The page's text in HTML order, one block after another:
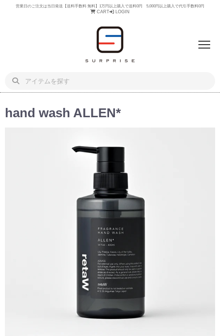
営業日のご注文は当日発送【送料手数料 無料】1万円以上購入で送料0円 5,000円以上購入で代引手数料0円
CART LOGIN
hand wash ALLEN*